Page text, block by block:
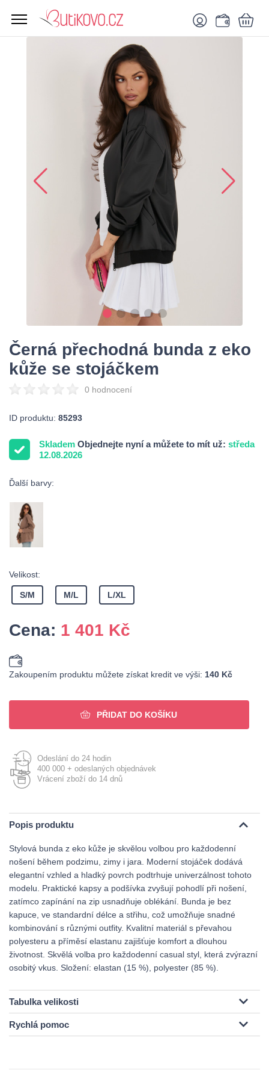
Černá přechodná bunda z eko
kůže se stojáčkem
0 hodnocení
ID produktu: 85293
Skladem Objednejte nyní a můžete to mít už: středa
12.08.2026
Ďalší barvy:
Velikost:
S/M M/L L/XL
Cena: 1 401 Kč
Zakoupením produktu můžete získat kredit ve výši: 140 Kč
PŘIDAT DO KOŠÍKU
Odeslání do 24 hodin
400 000 + odeslaných objednávek
Vrácení zboží do 14 dnů
Popis produktu
Stylová bunda z eko kůže je skvělou volbou pro každodenní
nošení během podzimu, zimy i jara. Moderní stojáček dodává
elegantní vzhled a hladký povrch podtrhuje univerzálnost tohoto
modelu. Praktické kapsy a podšívka zvyšují pohodlí při nošení,
zatímco zapínání na zip usnadňuje oblékání. Bunda je bez
kapuce, ve standardní délce a střihu, což umožňuje snadné
kombinování s různými outfity. Kvalitní materiál s převahou
polyesteru a příměsí elastanu zajišťuje komfort a dlouhou
životnost. Skvělá volba pro každodenní casual styl, která zvýrazní
osobitý vkus. Složení: elastan (15 %), polyester (85 %).
Tabulka velikosti
Rychlá pomoc